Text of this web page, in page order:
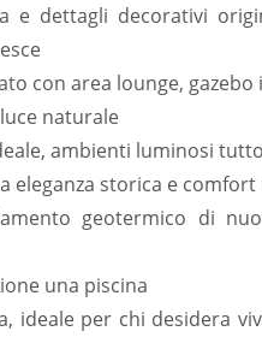
e dettagli decorativi
con area lounge,
naturale
ambienti luminosi
eleganza storica e
geotermico di
una piscina
ideale per chi desidera